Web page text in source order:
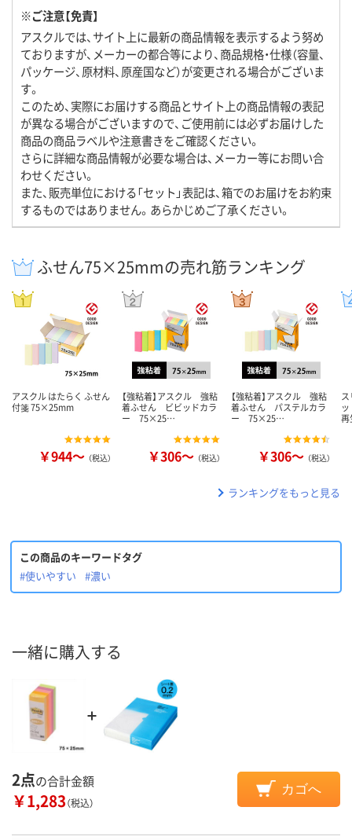
※ご注意【免責】
アスクルでは、サイト上に最新の商品情報を表示するよう努め
ておりますが、メーカーの都合等により、商品規格・仕様（容量、
パッケージ、原材料、原産国など）が変更される場合がございま
す。
このため、実際にお届けする商品とサイト上の商品情報の表記
が異なる場合がございますので、ご使用前には必ずお届けした
商品の商品ラベルや注意書きをご確認ください。
さらに詳細な商品情報が必要な場合は、メーカー等にお問い合
わせください。
また、販売単位における「セット」表記は、箱でのお届けをお約束
するものではありません。あらかじめご了承ください。
ふせん75×25mmの売れ筋ランキング
アスクル はたらく ふせん
付箋 75×25mm
￥944～ （税込）
【強粘着】アスクル 強粘
着ふせん ビビッドカラ
ー 75×25…
￥306～ （税込）
【強粘着】アスクル 強粘
着ふせん パステルカラ
ー 75×25…
￥306～ （税込）
ランキングをもっと見る
この商品のキーワードタグ
#使いやすい
#濃い
一緒に購入する
2点の合計金額
￥1,283（税込）
カゴへ